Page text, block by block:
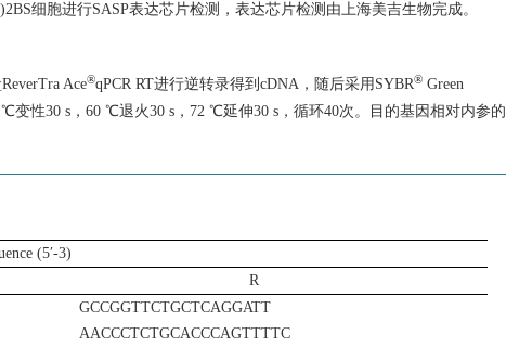
细胞进行SASP表达芯片检测，表达芯片检测由上海美吉生物完成。
Ace®qPCR RT进行逆转录得到cDNA，随后采用SYBR® Green
变性30 s，60 ℃退火30 s，72 ℃延伸30 s，循环40次。目的基因相对内参的
(5′-3)
R
GCCGGTTCTGCTCAGGATT
AACCCTCTGCACCCAGTTTTC